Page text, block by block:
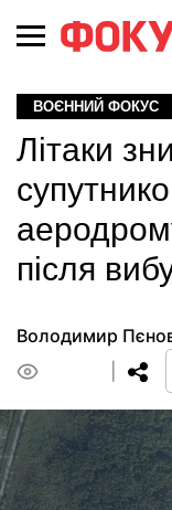
ВОЄННИЙ ФОКУС
Літаки
після
Володимир